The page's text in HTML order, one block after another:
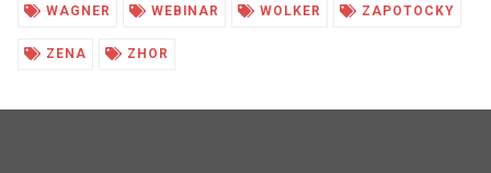
WAGNER WEBINAR WOLKER ZAPOTOCKY
ZENA ZHOR